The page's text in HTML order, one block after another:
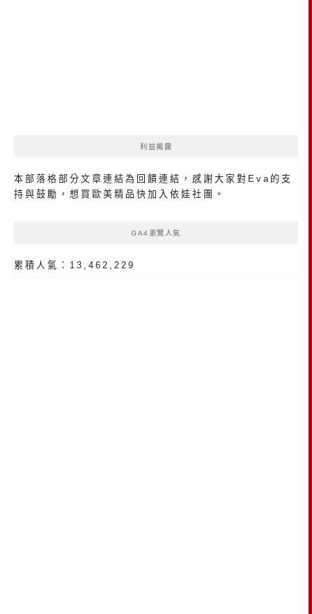
利益揭露
本部落格部分文章連結為回饋連結，感謝大家對Eva的支
持與鼓勵，想買歐美精品 快加入依娃社團 。
GA4瀏覽人氣
累積人氣：13,462,229